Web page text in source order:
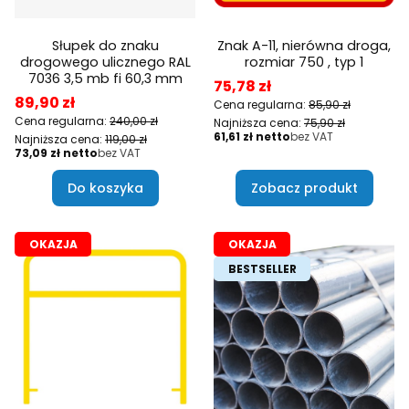
Słupek do znaku
drogowego ulicznego RAL
7036 3,5 mb fi 60,3 mm
Cena promocyjna
89,90 zł
Cena regularna: 240,00 zł
Najniższa cena: 119,00 zł
Cena
73,09 zł bez VAT
Do koszyka
Znak A-11, nierówna droga,
rozmiar 750 , typ 1
Cena promocyjna
75,78 zł
Cena regularna: 85,90 zł
Najniższa cena: 75,90 zł
Cena
61,61 zł bez VAT
Zobacz produkt
OKAZJA
OKAZJA
BESTSELLER